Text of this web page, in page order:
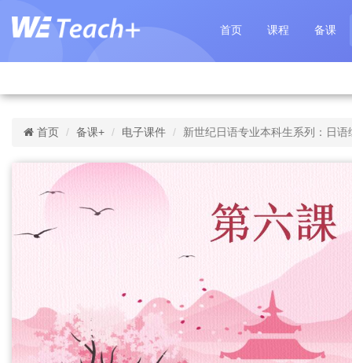
首页 课程 备课
首页 备课+ 电子课件 新世纪日语专业本科生系列：日